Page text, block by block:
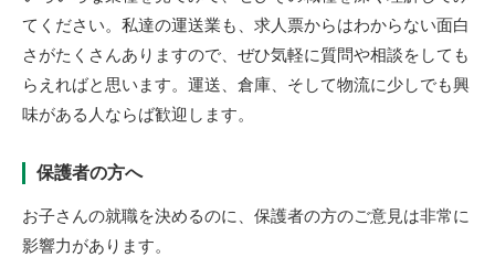
てください。私達の運送業も、求人票からはわからない面白
さがたくさんありますので、ぜひ気軽に質問や相談をしても
らえればと思います。運送、倉庫、そして物流に少しでも興
味がある人ならば歓迎します。
保護者の方へ
お子さんの就職を決めるのに、保護者の方のご意見は非常に
影響力があります。